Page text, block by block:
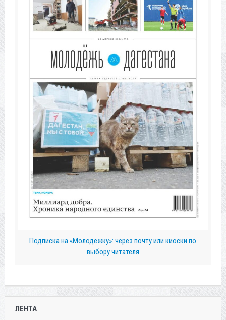
Подписка на «Молодежку»: через почту или киоски по
выбору читателя
ЛЕНТА